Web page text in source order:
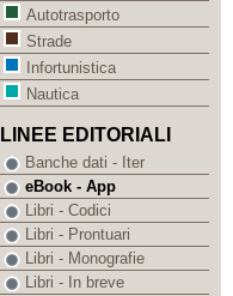
Autotrasporto
Strade
Infortunistica
Nautica
LINEE EDITORIALI
Banche dati - Iter
eBook - App
Libri - Codici
Libri - Prontuari
Libri - Monografie
Libri - In breve